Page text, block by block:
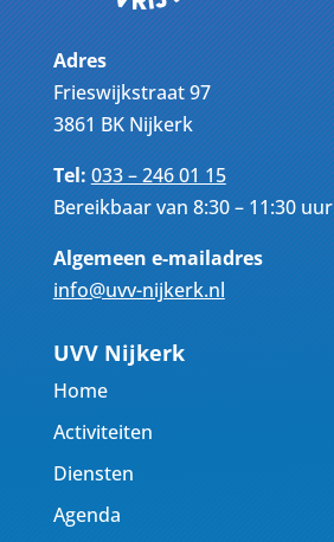
Adres
Frieswijkstraat 97
3861 BK Nijkerk
Tel:033 – 246 01 15
Bereikbaar van 8:30 – 11:30 uur
Algemeen e-mailadres
info@uvv-nijkerk.nl
UVV Nijkerk
Home
Activiteiten
Diensten
Agenda